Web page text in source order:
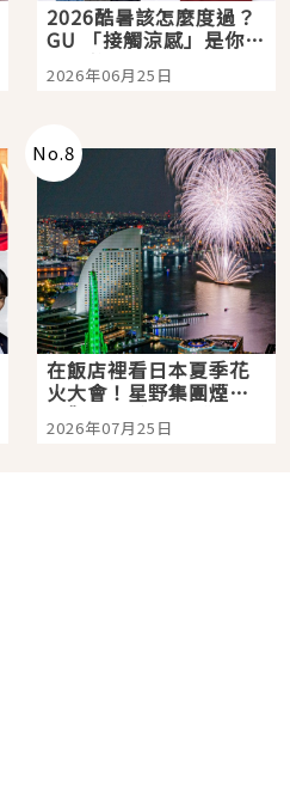
2026酷暑該怎麼度過？
GU 「接觸涼感」是你的
夏日救星
2026年06月25日
No.8
在飯店裡看日本夏季花
火大會！星野集團煙火
景觀飯店6選，讓你不用
人擠人悠閒欣賞
2026年07月25日